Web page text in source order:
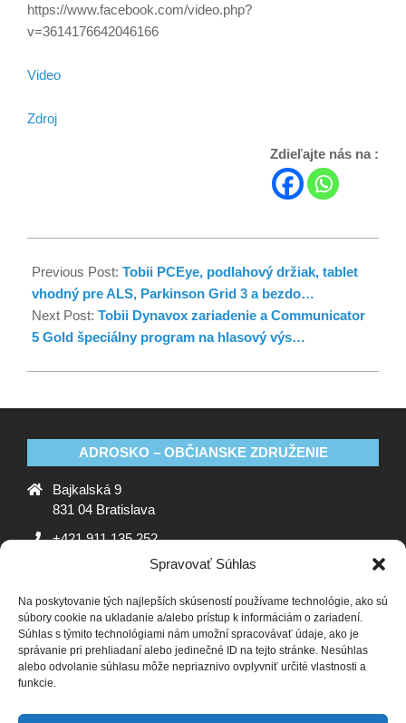
Spravovať Súhlas
Na poskytovanie tých najlepších skúseností používame technológie, ako sú
súbory cookie na ukladanie a/alebo prístup k informáciám o zariadení.
Súhlas s týmito technológiami nám umožní spracovávať údaje, ako je
správanie pri prehliadaní alebo jedinečné ID na tejto stránke. Nesúhlas
alebo odvolanie súhlasu môže nepriaznivo ovplyvniť určité vlastnosti a
funkcie.
https://www.facebook.com/video.php?
v=3614176642046166
Video
Zdroj
Zdieľajte nás na :
Previous Post: Tobii PCEye, podlahový držiak, tablet
vhodný pre ALS, Parkinson Grid 3 a bezdo…
Next Post: Tobii Dynavox zariadenie a Communicator
5 Gold špeciálny program na hlasový výs…
ADROSKO – OBČIANSKE ZDRUŽENIE
Bajkalská 9
831 04 Bratislava
+421 911 135 252
ADROSKO
Stanovy OZ Ochrana osobných údajov
Zásady
používania súborov cookie (EÚ)
Vyhlásenie o ochrane
osobných údajov (EU)